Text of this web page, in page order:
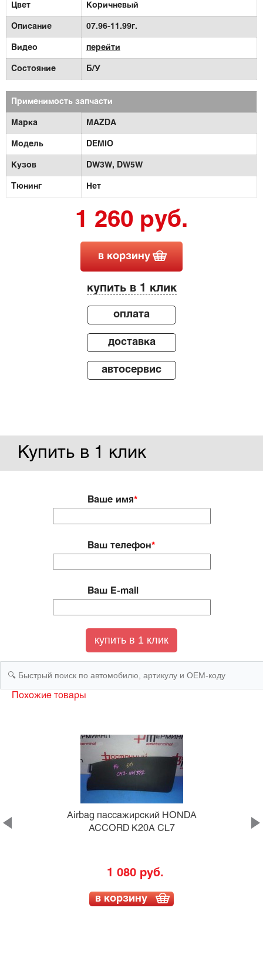
Цвет Коричневый
Описание 07.96-11.99г.
Видео перейти
Состояние Б/У
Применимость запчасти
Марка MAZDA
Модель DEMIO
Кузов DW3W, DW5W
Тюнинг Нет
1 260 руб.
в корзину
купить в 1 клик
оплата
доставка
автосервис
Купить в 1 клик
Ваше имя*
Ваш телефон*
Ваш E-mail
Похожие товары
Airbag пассажирский HONDA
ACCORD K20A CL7
1 080 руб.
в корзину